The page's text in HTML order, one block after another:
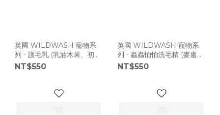
英國 WILDWASH 寵物系
列 - 護毛乳 (乳油木果、初榨
椰子油) 250ml [C802]
NT$550
英國 WILDWASH 寵物系
列 - 蟲蟲怕怕洗毛精 (麥盧
卡、雪松) 250ml [C802]
NT$550